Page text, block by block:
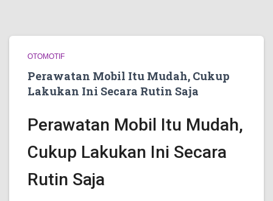
OTOMOTIF
Perawatan Mobil Itu Mudah, Cukup
Lakukan Ini Secara Rutin Saja
Perawatan Mobil Itu Mudah,
Cukup Lakukan Ini Secara
Rutin Saja